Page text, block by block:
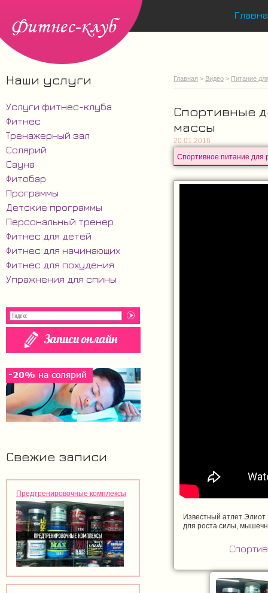
Наши услуги
Услуги фитнес-клуба
Фитнес
Тренажерный зал
Солярий
Сауна
Фитобар
Программы
Детские программы
Персональный тренер
Фитнес для детей
Фитнес для начинающих
Фитнес для похудения
Упражнения для спины
Свежие записи
Предтренировочные комплексы
Главная > Видео > Питание
Спортивные
массы
20.01.2016
Известный атлет
для роста силы,